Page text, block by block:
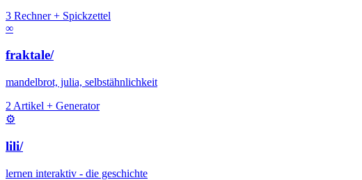
3 Rechner + Spickzettel
∞
fraktale/
mandelbrot, julia, selbstähnlichkeit
2 Artikel + Generator
⚙
lili/
lernen interaktiv - die geschichte